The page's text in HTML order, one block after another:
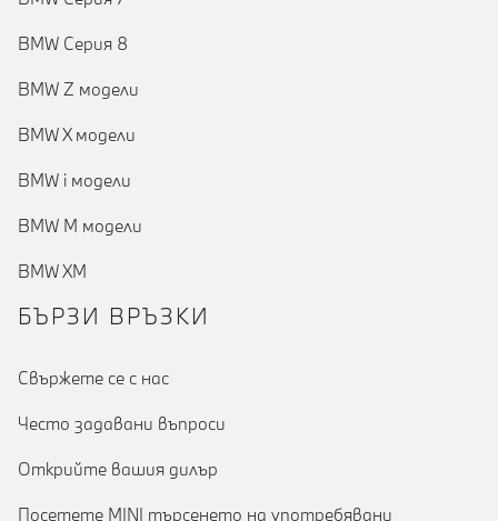
BMW Серия 8
BMW Z модели
BMW X модели
BMW i модели
BMW M модели
BMW XM
БЪРЗИ ВРЪЗКИ
Cвържете се с нас
Често задавани въпроси
Открийте вашия дилър
Посетете MINI търсенето на употребявани